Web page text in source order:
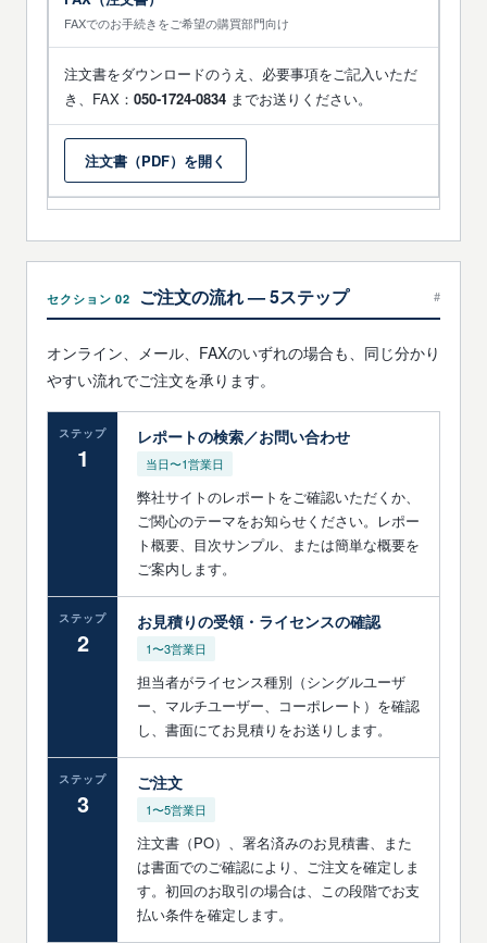
FAXでのお手続きをご希望の購買部門向け
注文書をダウンロードのうえ、必要事項をご記入いただ
き、FAX： 050-1724-0834 までお送りください。
注文書（PDF）を開く
セクション 02 ご注文の流れ — 5ステップ #
オンライン、メール、FAXのいずれの場合も、同じ分かり
やすい流れでご注文を承ります。
ステップ
1
レポートの検索／お問い合わせ
当日〜1営業日
弊社サイトのレポートをご確認いただくか、
ご関心のテーマをお知らせください。レポー
ト概要、目次サンプル、または簡単な概要を
ご案内します。
ステップ
2
お見積りの受領・ライセンスの確認
1〜3営業日
担当者がライセンス種別（シングルユーザ
ー、マルチユーザー、コーポレート）を確認
し、書面にてお見積りをお送りします。
ステップ
3
ご注文
1〜5営業日
注文書（PO）、署名済みのお見積書、また
は書面でのご確認により、ご注文を確定しま
す。初回のお取引の場合は、この段階でお支
払い条件を確定します。